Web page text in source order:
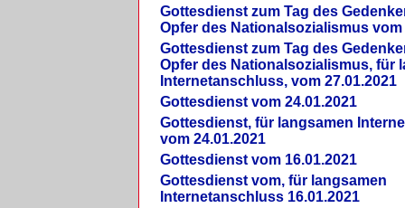
Gottesdienst zum Tag des
Opfer des Nationalsozialismus vom
Gottesdienst zum Tag des
Opfer des Nationalsozialismus, für
Internetanschluss, vom 27.01.2021
Gottesdienst vom 24.01.2021
Gottesdienst, für langsamen
vom 24.01.2021
Gottesdienst vom 16.01.2021
Gottesdienst vom, für langsamen
Internetanschluss 16.01.2021